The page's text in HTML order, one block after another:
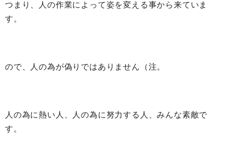
つまり、人の作業によって姿を変える事から来ていま
す。
ので、人の為が偽りではありません（注。
人の為に熱い人、人の為に努力する人、みんな素敵で
す。